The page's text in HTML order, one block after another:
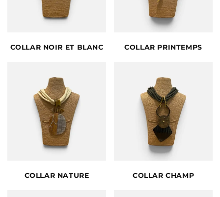
COLLAR NOIR ET BLANC COLLAR PRINTEMPS
COLLAR NATURE COLLAR CHAMP